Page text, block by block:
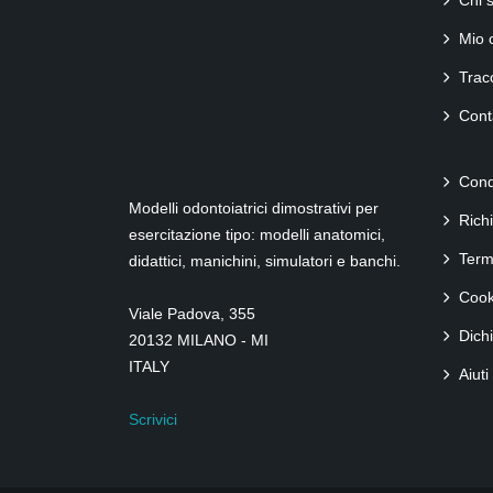
Modelli odontoiatrici dimostrativi per
esercitazione tipo: modelli anatomici,
didattici, manichini, simulatori e banchi.
Viale Padova, 355
20132 MILANO - MI
ITALY
Scrivici
Mio
Aiuti